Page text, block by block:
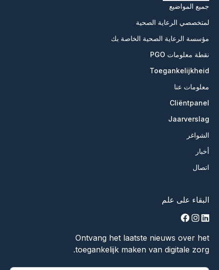
جميع المواضيع
لمتخصصي الرعاية الصحية
مؤسسة الرعاية الصحية الخاصة بك
نقطة معلومات PGO
Toegankelijkheid
معلومات عنا
Cliëntpanel
Jaarverslag
الشواغر
أخبار
اتصال
البقاء على علم
linkedin
instagram
facebook
Ontvang het laatste nieuws over het
toegankelijk maken van digitale zorg.